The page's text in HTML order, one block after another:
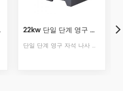
37kw 영구 마젠타 가변 주파수 압축기는 고효율 절전 machine.It FEM 안정성 및 신뢰성을 보장하기위한 강도 분석 고장이없고 저소음, 장수명으로 장기 운전을 실현합니다.